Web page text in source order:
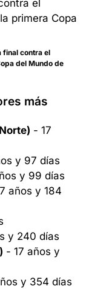
final contra el
del Mundo de
más
- 17
y 97 días
y 99 días
años y 184
y 240 días
- 17 años y
y 354 días